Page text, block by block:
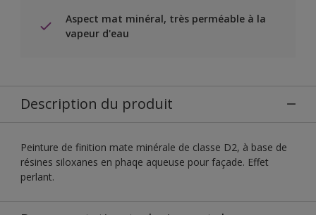
Aspect mat minéral, très perméable à la
vapeur d'eau
Description du produit
Peinture de finition mate minérale de classe D2, à base de
résines siloxanes en phaqe aqueuse pour façade. Effet
perlant.